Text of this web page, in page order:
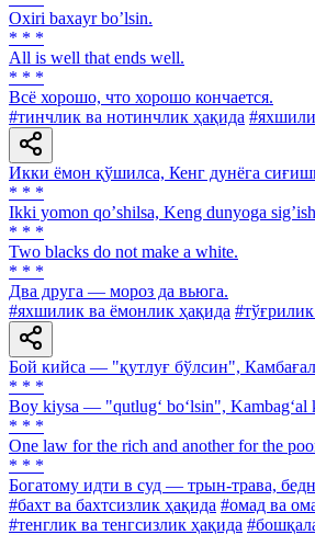
Oxiri baxayr boʼlsin.
* * *
All is well that ends well.
* * *
Всё хорошо, что хорошо кончается.
#тинчлик ва нотинчлик ҳақида
Икки ёмон қўшилса, Кенг дунёга
* * *
Ikki yomon qoʼshilsa, Keng dunyoga
* * *
Two blacks do not make a white.
* * *
Два друга — мороз да вьюга.
#яхшилик ва ёмонлик ҳақида
Бой кийса — "қутлуғ бўлсин",
* * *
Boy kiysa — "qutlug‘ bo‘lsin",
* * *
One law for the rich and another for the
* * *
Богатому идти в суд — трын-трава,
#бахт ва бахтсизлик ҳақида #омад ва
#тенглик ва тенгсизлик ҳақида